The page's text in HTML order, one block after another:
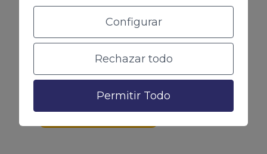
Configurar
Rechazar todo
Permitir Todo
que mejor funcionan y mucho más.
¡Vincula tu cuenta de Google Ads
con Google Analytics!
Me interesa